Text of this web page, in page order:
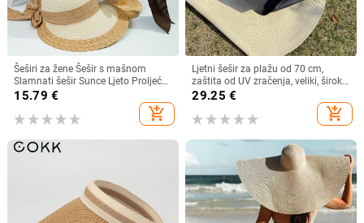
Šeširi za žene Šešir s mašnom
Slamnati šešir Sunce Ljeto Proljeće
Veliki obodi Plaža Na otvorenom
Ženski ljetni šešir Sombreros De
Mujer
15.79 €
add_shopping_cart
Ljetni šešir za plažu od 70 cm,
zaštita od UV zračenja, veliki, široki
obodi, 35 cm, sklopivi slamnati
šeširi, velike sklopive kape za
zaštitu od sunca
29.25 €
add_shopping_cart